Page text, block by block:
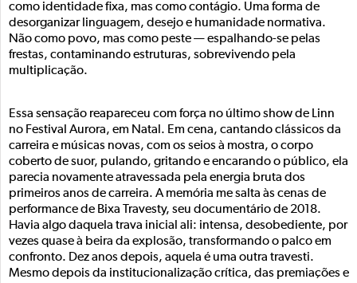
como identidade fixa, mas como contágio. Uma forma de
desorganizar linguagem, desejo e humanidade normativa.
Não como povo, mas como peste — espalhando-se pelas
frestas, contaminando estruturas, sobrevivendo pela
multiplicação.
Essa sensação reapareceu com força no último show de Linn
no Festival Aurora, em Natal. Em cena, cantando clássicos da
carreira e músicas novas, com os seios à mostra, o corpo
coberto de suor, pulando, gritando e encarando o público, ela
parecia novamente atravessada pela energia bruta dos
primeiros anos de carreira. A memória me salta às cenas de
performance de Bixa Travesty, seu documentário de 2018.
Havia algo daquela trava inicial ali: intensa, desobediente, por
vezes quase à beira da explosão, transformando o palco em
confronto. Dez anos depois, aquela é uma outra travesti.
Mesmo depois da institucionalização crítica, das premiações e